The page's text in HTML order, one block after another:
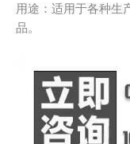
用途：适用于各种生
品。